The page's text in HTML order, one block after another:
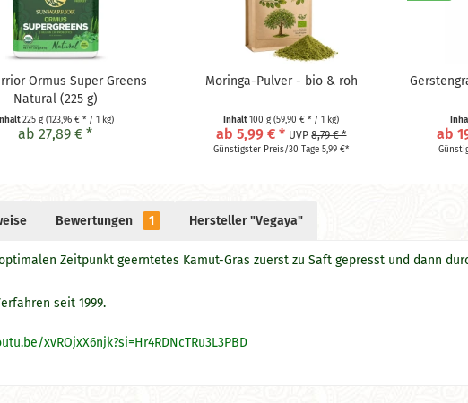
Ormus Super Greens
Natural (225 g)
Inhalt225 g(123,96 € * / 1 kg)
ab 27,89 € *
Moringa-Pulver - bio & roh
Inhalt100 g(59,90 € * / 1 kg)
ab 5,99 € * UVP8,79 € *
Günstigster Preis/30 Tage 5,99 €*
ab
Bewertungen 1 Hersteller "Vegaya"
Zeitpunkt geerntetes Kamut-Gras zuerst zu Saft gepresst und dann
seit 1999.
xvROjxX6njk?si=Hr4RDNcTRu3L3PBD